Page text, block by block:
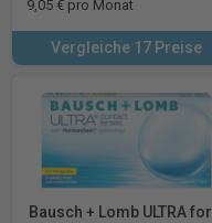
9,05 € pro Monat
Vergleiche 17 Preise
Bausch + Lomb ULTRA for